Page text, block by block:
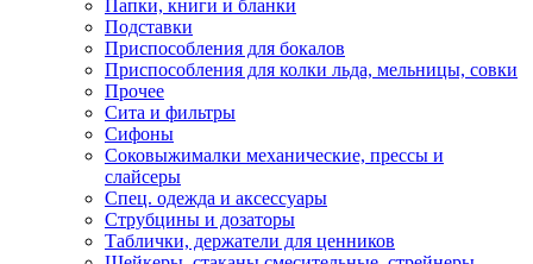
Папки, книги и бланки
Подставки
Приспособления для бокалов
Приспособления для колки льда, мельницы, совки
Прочее
Сита и фильтры
Сифоны
Соковыжималки механические, прессы и
слайсеры
Спец. одежда и аксессуары
Струбцины и дозаторы
Таблички, держатели для ценников